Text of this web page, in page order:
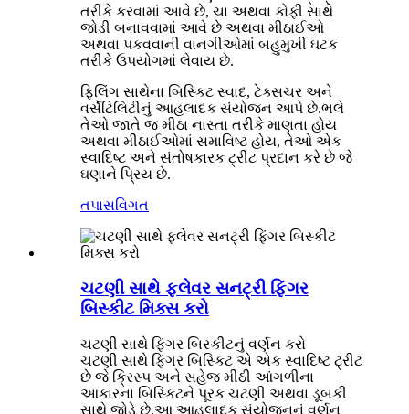
તરીકે કરવામાં આવે છે, ચા અથવા કોફી સાથે
જોડી બનાવવામાં આવે છે અથવા મીઠાઈઓ
અથવા પકવવાની વાનગીઓમાં બહુમુખી ઘટક
તરીકે ઉપયોગમાં લેવાય છે.
ફિલિંગ સાથેના બિસ્કિટ સ્વાદ, ટેક્સચર અને
વર્સેટિલિટીનું આહલાદક સંયોજન આપે છે.ભલે
તેઓ જાતે જ મીઠા નાસ્તા તરીકે માણતા હોય
અથવા મીઠાઈઓમાં સમાવિષ્ટ હોય, તેઓ એક
સ્વાદિષ્ટ અને સંતોષકારક ટ્રીટ પ્રદાન કરે છે જે
ઘણાને પ્રિય છે.
તપાસવિગત
ચટણી સાથે ફ્લેવર સનટ્રી ફિંગર
બિસ્કીટ મિક્સ કરો
ચટણી સાથે ફિંગર બિસ્કીટનું વર્ણન કરો
ચટણી સાથે ફિંગર બિસ્કિટ એ એક સ્વાદિષ્ટ ટ્રીટ
છે જે ક્રિસ્પ અને સહેજ મીઠી આંગળીના
આકારના બિસ્કિટને પૂરક ચટણી અથવા ડૂબકી
સાથે જોડે છે.આ આહલાદક સંયોજનનું વર્ણન